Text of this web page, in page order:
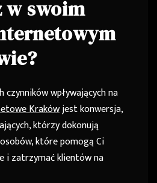
w swoim
czynników wpływających na
Krakówjest konwersja,
którzy dokonują
które pomogą Ci
i zatrzymać klientów na